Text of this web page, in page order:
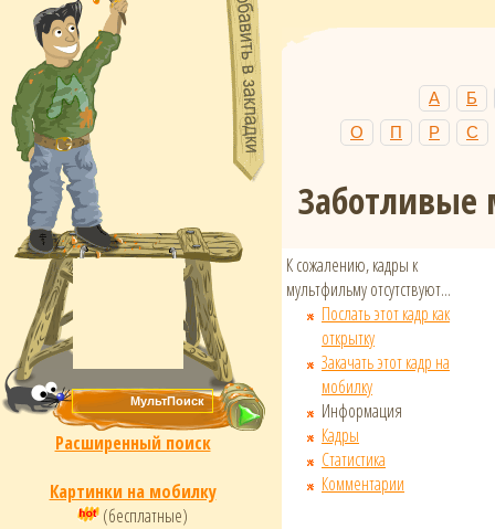
Расширенный поиск
Картинки на мобилку
(бесплатные)
А
Б
О
П Р С
К сожалению, кадры к
мультфильму отсутствуют...
Послать этот кадр как
открытку
Закачать этот кадр на
мобилку
Информация
Кадры
Статистика
Комментарии